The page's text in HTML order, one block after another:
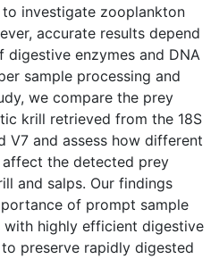
investigate zooplankton
accurate results depend
enzymes and DNA
sample processing and
we compare the prey
krill retrieved from the 18S
V7 and assess how different
the detected prey
and salps. Our findings
of prompt sample
with highly efficient digestive
preserve rapidly digested